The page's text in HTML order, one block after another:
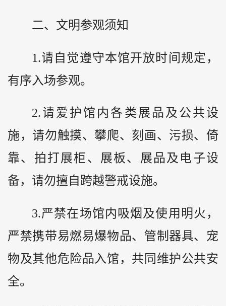
二、文明参观须知
1.请自觉遵守本馆开放时间规定，
有序入场参观。
2.请爱护馆内各类展品及公共设
施，请勿触摸、攀爬、刻画、污损、倚
靠、拍打展柜、展板、展品及电子设
备，请勿擅自跨越警戒设施。
3.严禁在场馆内吸烟及使用明火，
严禁携带易燃易爆物品、管制器具、宠
物及其他危险品入馆，共同维护公共安
全。